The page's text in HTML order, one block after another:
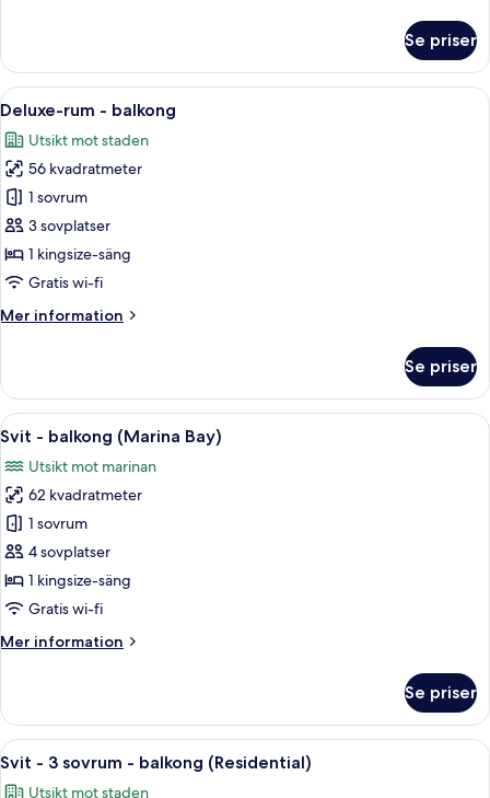
rum
balkong
Se priser
Öppna
alla
foton
för
Deluxe-
rum
-
balkong
Ett hotellrum med två sängar, ett
7
Deluxe-rum - balkong
Utsikt mot staden
56 kvadratmeter
1 sovrum
3 sovplatser
1 kingsize-säng
Gratis wi-fi
Mer information
Mer
rum
balkong
Se priser
Öppna
alla
foton
för
Svit
-
balkong
(Marina
Ett hotellrum med en säng, ett
7
Svit - balkong (Marina Bay)
Utsikt mot marinan
62 kvadratmeter
1 sovrum
4 sovplatser
1 kingsize-säng
Gratis wi-fi
Mer information
Mer
-
balkong
(Marina
Se priser
Öppna
alla
Ett rymligt hotellrum med ett stort
8
Svit - 3 sovrum - balkong (Residential)
Utsikt mot staden